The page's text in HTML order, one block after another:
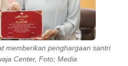
memberikan penghargaan santri
Center, Foto; Media